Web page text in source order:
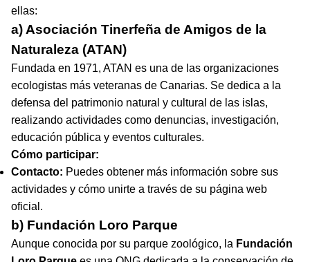
ellas:
a) Asociación Tinerfeña de Amigos de la
Naturaleza (ATAN)
Fundada en 1971, ATAN es una de las organizaciones
ecologistas más veteranas de Canarias. Se dedica a la
defensa del patrimonio natural y cultural de las islas,
realizando actividades como denuncias, investigación,
educación pública y eventos culturales.
Cómo participar:
Contacto: Puedes obtener más información sobre sus
actividades y cómo unirte a través de su página web
oficial.
b) Fundación Loro Parque
Aunque conocida por su parque zoológico, la Fundación